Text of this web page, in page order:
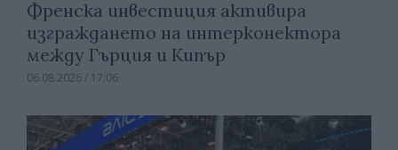
Френска инвестиция активира
изграждането на интерконектора
между Гърция и Кипър
06.08.2026 / 17:06